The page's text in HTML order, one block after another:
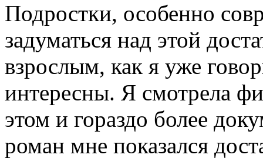
Подростки, особенно
задуматься над этой
взрослым, как я уже
интересны. Я смотрела
этом и гораздо более
роман мне показался